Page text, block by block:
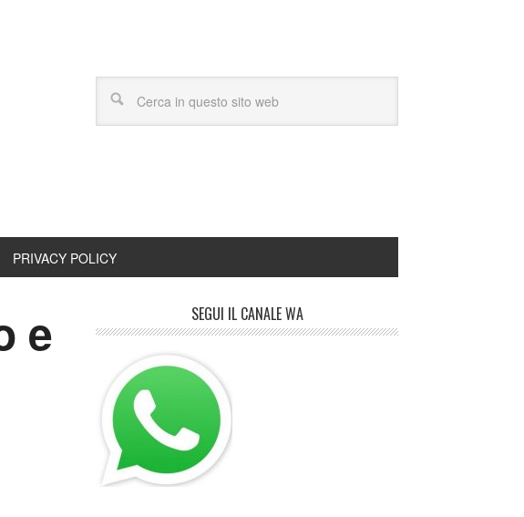
PRIVACY POLICY
e
SEGUI IL CANALE WA